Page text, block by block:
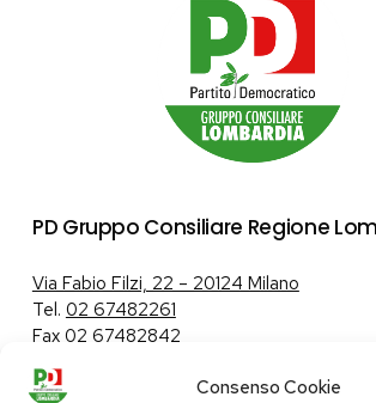
Consenso Cookie
PD Gruppo Consiliare Regione
Via Fabio Filzi, 22 – 20124 Milano
Tel. 02 67482261
Fax 02 67482842
Tutela dei dati personali|Politica sui